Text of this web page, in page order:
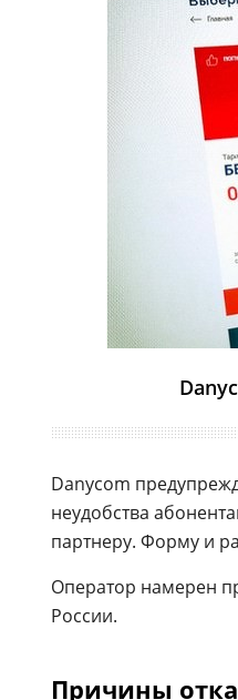
Danycom
неудобства
партнеру. Форму и
Оператор намерен
России.
Причины